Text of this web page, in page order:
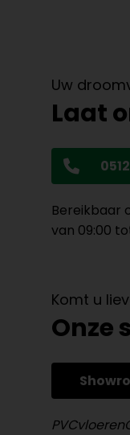
Uw
Laat
Bereikbaar
van 09:00
Komt u
Onze